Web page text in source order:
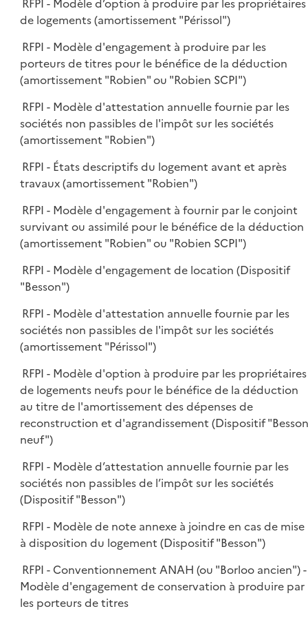
RFPI - Modèle d’option à produire par les propriétaires
de logements (amortissement "Périssol")
RFPI - Modèle d'engagement à produire par les
porteurs de titres pour le bénéfice de la déduction
(amortissement "Robien" ou "Robien SCPI")
RFPI - Modèle d'attestation annuelle fournie par les
sociétés non passibles de l'impôt sur les sociétés
(amortissement "Robien")
RFPI - États descriptifs du logement avant et après
travaux (amortissement "Robien")
RFPI - Modèle d'engagement à fournir par le conjoint
survivant ou assimilé pour le bénéfice de la déduction
(amortissement "Robien" ou "Robien SCPI")
RFPI - Modèle d'engagement de location (Dispositif
"Besson")
RFPI - Modèle d'attestation annuelle fournie par les
sociétés non passibles de l'impôt sur les sociétés
(amortissement "Périssol")
RFPI - Modèle d'option à produire par les propriétaires
de logements neufs pour le bénéfice de la déduction
au titre de l'amortissement des dépenses de
reconstruction et d'agrandissement (Dispositif "Besson
neuf")
RFPI - Modèle d’attestation annuelle fournie par les
sociétés non passibles de l’impôt sur les sociétés
(Dispositif "Besson")
RFPI - Modèle de note annexe à joindre en cas de mise
à disposition du logement (Dispositif "Besson")
RFPI - Conventionnement ANAH (ou "Borloo ancien") -
Modèle d'engagement de conservation à produire par
les porteurs de titres